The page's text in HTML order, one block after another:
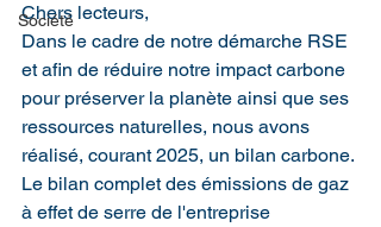
Société
Chers lecteurs,
Dans le cadre de notre démarche RSE
et afin de réduire notre impact carbone
pour préserver la planète ainsi que ses
ressources naturelles, nous avons
réalisé, courant 2025, un bilan carbone.
Le bilan complet des émissions de gaz
à effet de serre de l'entreprise